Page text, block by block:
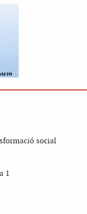
social
1